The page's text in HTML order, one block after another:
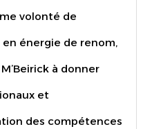
volonté de
énergie de renom,
à donner
et
des compétences